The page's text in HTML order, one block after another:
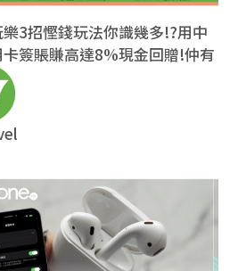
3招慳錢玩法你識幾多!?用中
簽賬賺高達8%現金回贈!仲有
年深圳全新景點